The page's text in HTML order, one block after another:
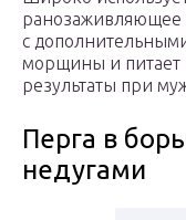
ранозаживляющее
с
морщины и питает
результаты при
Перга в
недугами